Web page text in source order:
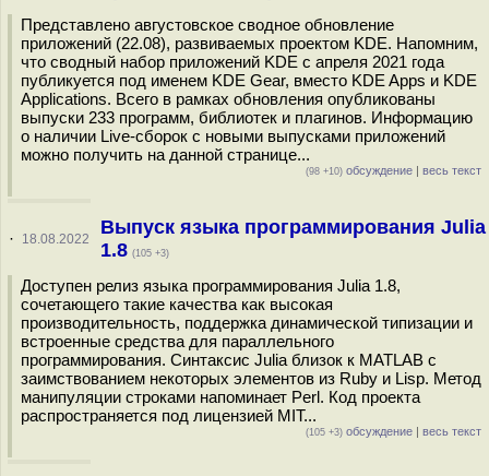
Представлено августовское сводное обновление
приложений (22.08), развиваемых проектом KDE. Напомним,
что сводный набор приложений KDE c апреля 2021 года
публикуется под именем KDE Gear, вместо KDE Apps и KDE
Applications. Всего в рамках обновления опубликованы
выпуски 233 программ, библиотек и плагинов. Информацию
о наличии Live-сборок с новыми выпусками приложений
можно получить на данной странице...
(98 +10) обсуждение | весь текст
· 18.08.2022
Выпуск языка программирования Julia
1.8 (105 +3)
Доступен релиз языка программирования Julia 1.8,
сочетающего такие качества как высокая
производительность, поддержка динамической типизации и
встроенные средства для параллельного
программирования. Синтаксис Julia близок к MATLAB с
заимствованием некоторых элементов из Ruby и Lisp. Метод
манипуляции строками напоминает Perl. Код проекта
распространяется под лицензией MIT...
(105 +3) обсуждение | весь текст